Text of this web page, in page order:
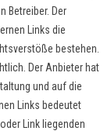
Betreiber. Der
Links die
bestehen.
Der Anbieter hat
und auf die
Links bedeutet
Link liegenden